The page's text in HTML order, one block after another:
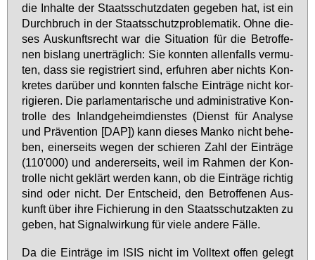
die In­hal­te der Staats­schutz­da­ten ge­ge­ben hat, ist ein
Durch­bruch in der Staats­schutz­pro­ble­ma­tik. Oh­ne die­
ses Aus­kunfts­recht war die Si­tua­ti­on für die Be­trof­fe­
nen bis­lang un­er­träg­lich: Sie konn­ten al­len­falls ver­mu­
ten, dass sie re­gis­triert sind, er­fuh­ren aber nichts Kon­
kre­tes dar­über und konn­ten fal­sche Ein­trä­ge nicht kor­
ri­gie­ren. Die par­la­men­ta­ri­sche und ad­mi­nis­tra­ti­ve Kon­
trol­le des In­land­ge­heim­diens­tes (Dienst für Ana­ly­se
und Prä­ven­ti­on [DAP]) kann die­ses Man­ko nicht be­he­
ben, ei­ner­seits we­gen der schie­ren Zahl der Ein­trä­ge
(110'000) und an­de­rer­seits, weil im Rah­men der Kon­
trol­le nicht ge­klärt wer­den kann, ob die Ein­trä­ge rich­tig
sind oder nicht. Der Ent­scheid, den Be­trof­fe­nen Aus­
kunft über ih­re Fi­chie­rung in den Staats­schutz­ak­ten zu
ge­ben, hat Si­gnal­wir­kung für vie­le an­de­re Fäl­le.
Da die Ein­trä­ge im ISIS nicht im Voll­text of­fen ge­legt